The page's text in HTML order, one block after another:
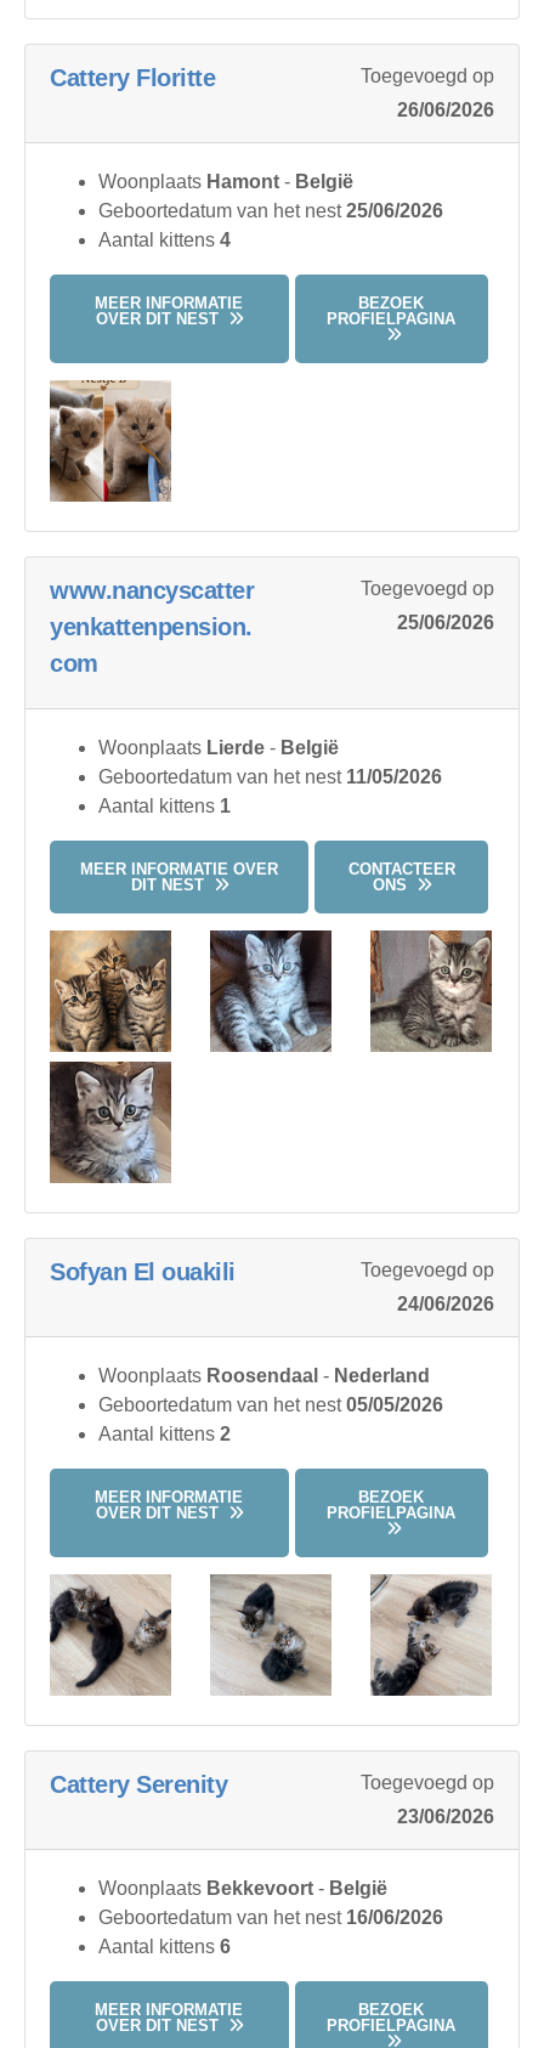
Cattery Floritte
Toegevoegd op
26/06/2026
Woonplaats Hamont - België
Geboortedatum van het nest25/06/2026
Aantal kittens 4
MEER INFORMATIE
OVER DIT NEST
BEZOEK
PROFIELPAGINA
www.nancyscatter
yenkattenpension.
com
Toegevoegd op
25/06/2026
Woonplaats Lierde - België
Geboortedatum van het nest 11/05/2026
Aantal kittens 1
MEER INFORMATIE OVER
DIT NEST
CONTACTEER
ONS
Sofyan El ouakili
Toegevoegd op
24/06/2026
Woonplaats Roosendaal - Nederland
Geboortedatum van het nest05/05/2026
Aantal kittens 2
MEER INFORMATIE
OVER DIT NEST
BEZOEK
PROFIELPAGINA
Cattery Serenity
Toegevoegd op
23/06/2026
Woonplaats Bekkevoort - België
Geboortedatum van het nest 16/06/2026
Aantal kittens 6
MEER INFORMATIE
OVER DIT NEST
BEZOEK
PROFIELPAGINA